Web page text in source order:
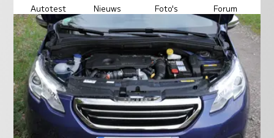
Autotest Nieuws Foto's Forum